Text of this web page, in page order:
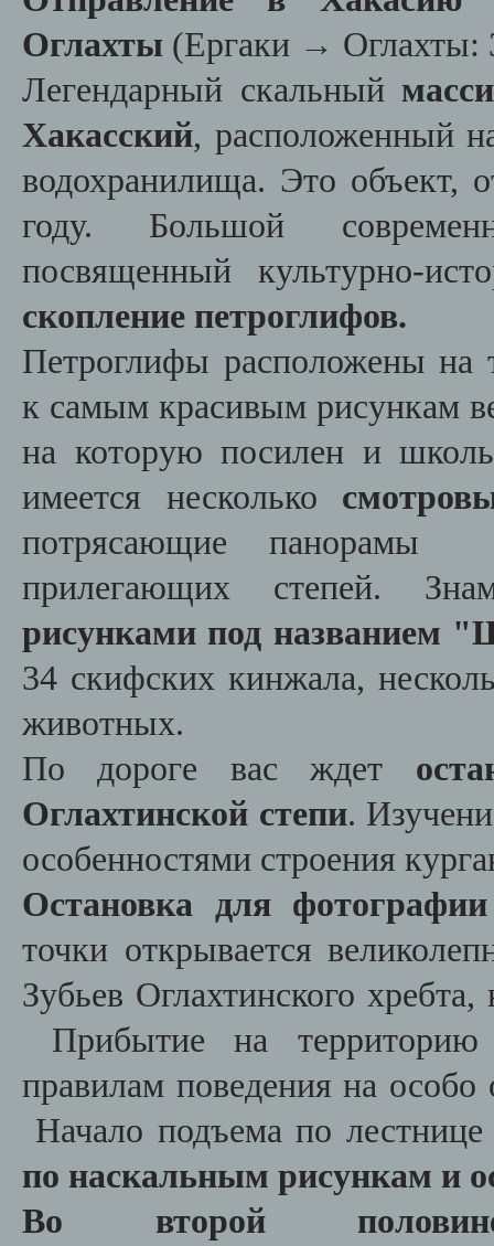
Оглахты (Ергаки → Оглахты:
Легендарный скальный
Хакасский, расположенный
водохранилища. Это объект,
году. Большой
посвященный культурно-
скопление петроглифов.
Петроглифы расположены на
к самым красивым рисункам
на которую посилен и
имеется несколько
потрясающие панорамы
прилегающих степей.
рисунками под названием
34 скифских кинжала,
животных.
По дороге вас ждет
Оглахтинской степи.
особенностями строения
Остановка для
точки открывается
Зубьев Оглахтинского
Прибытие на территорию
правилам поведения на
Начало подъема по
по наскальным рисункам и
Во второй